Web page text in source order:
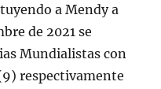
a Mendy a
de 2021 se
Mundialistas con
respectivamente